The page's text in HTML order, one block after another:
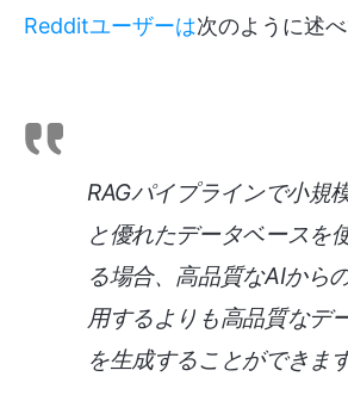
Redditユーザーは次のように述べ
RAGパイプラインで小規
と優れたデータベースを
る場合、高品質なAIから
用するよりも高品質なデ
を生成することができます